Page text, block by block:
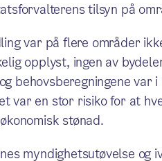
tilsyn på
var på flere områder
opplyst, ingen av
behovsberegningene var
var en stor risiko for at
stønad.
myndighetsutøvelse og